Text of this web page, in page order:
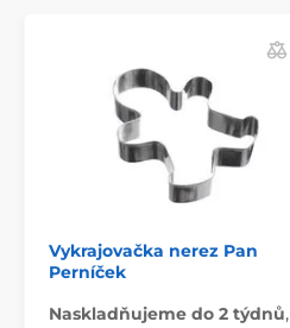
Vykrajovačka nerez Pan
Perníček
Naskladňujeme do 2 týdnů,